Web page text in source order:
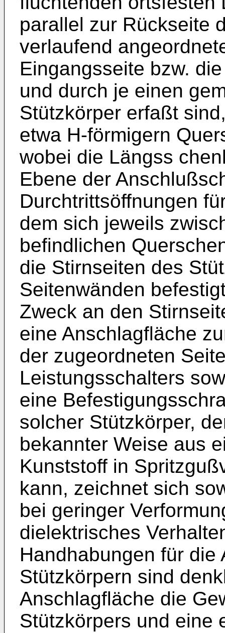
parallel zur Rückseite
verlaufend
Eingangsseite bzw.
und durch je einen
Stützkörper erfaßt
etwa H-förmigern
wobei die Längss
Ebene der
Durchtrittsöffnungen
dem sich jeweils
befindlichen
die Stirnseiten des
Seitenwänden
Zweck an den
eine Anschlagfläche
der zugeordneten
Leistungsschalters
eine
solcher Stützkörper,
bekannter Weise aus
Kunststoff in
kann, zeichnet sich
bei geringer
dielektrisches
Handhabungen für die
Stützkörpern sind
Anschlagfläche die
Stützkörpers und eine